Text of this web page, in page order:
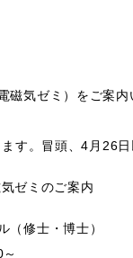
磁気ゼミ）をご案内
す。冒頭、4月26日
ゼミのご案内 ◆
（修士・博士）